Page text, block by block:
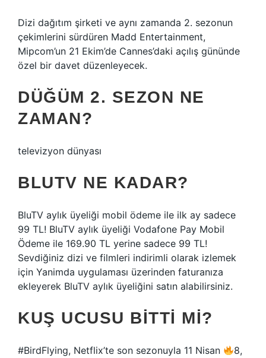
Dizi dağıtım şirketi ve aynı zamanda 2. sezonun
çekimlerini sürdüren Madd Entertainment,
Mipcom’un 21 Ekim’de Cannes’daki açılış gününde
özel bir davet düzenleyecek.
DÜĞÜM 2. SEZON NE
ZAMAN?
televizyon dünyası
BLUTV NE KADAR?
BluTV aylık üyeliği mobil ödeme ile ilk ay sadece
99 TL! BluTV aylık üyeliği Vodafone Pay Mobil
Ödeme ile 169.90 TL yerine sadece 99 TL!
Sevdiğiniz dizi ve filmleri indirimli olarak izlemek
için Yanimda uygulaması üzerinden faturanıza
ekleyerek BluTV aylık üyeliğini satın alabilirsiniz.
KUŞ UCUSU BITTI MI?
#BirdFlying, Netflix’te son sezonuyla 11 Nisan
8,